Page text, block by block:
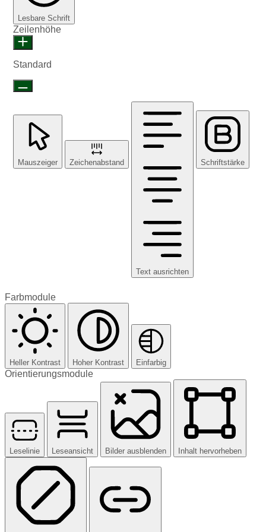
Lesbare Schrift
Zeilenhöhe
Standard
Mauszeiger Zeichenabstand
Text ausrichten
Schriftstärke
Farbmodule
Heller Kontrast Hoher Kontrast Einfarbig
Orientierungsmodule
Leselinie Leseansicht Bilder ausblenden Inhalt hervorheben